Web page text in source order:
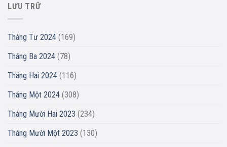
LƯU TRỮ
Tháng Tư 2024 (169)
Tháng Ba 2024 (78)
Tháng Hai 2024 (116)
Tháng Một 2024 (308)
Tháng Mười Hai 2023 (234)
Tháng Mười Một 2023 (130)